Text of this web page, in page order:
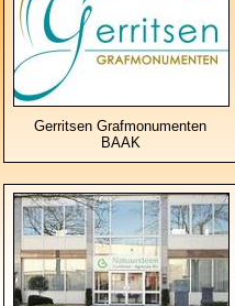
Gerritsen Grafmonumenten
BAAK